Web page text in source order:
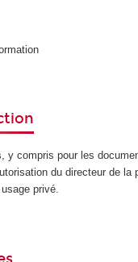
y compris pour les
du directeur de
privé.